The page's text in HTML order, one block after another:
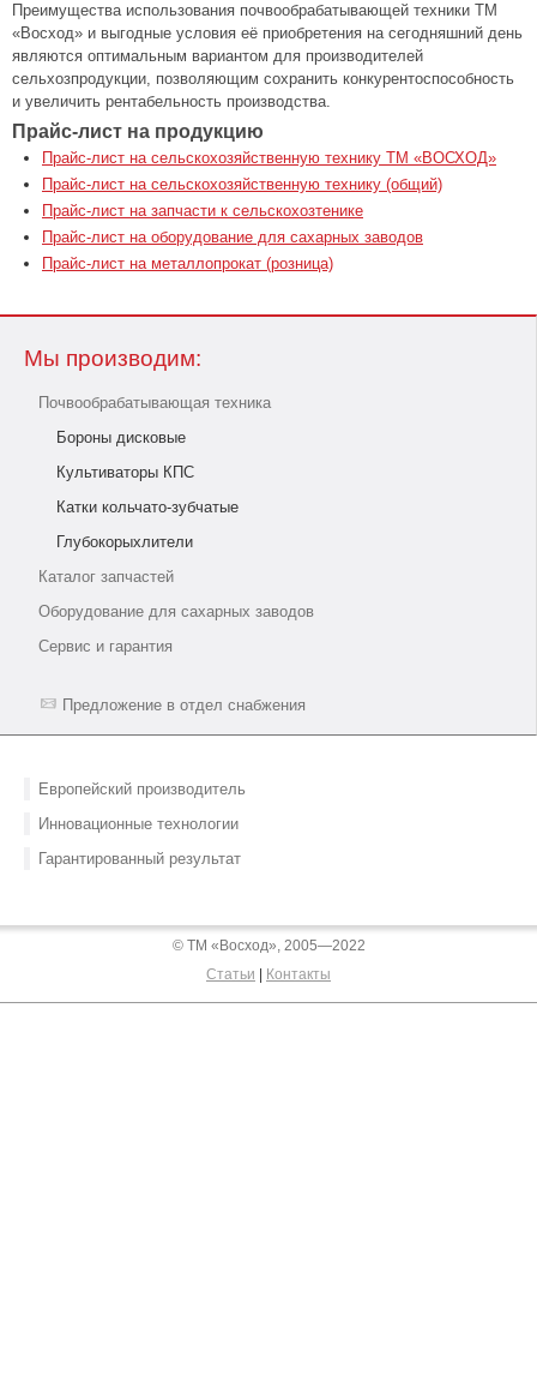
Мы производим:
Почвообрабатывающая техника
Бороны дисковые
Культиваторы КПС
Катки кольчато-зубчатые
Глубокорыхлители
Каталог запчастей
Оборудование для сахарных заводов
Сервис и гарантия
Предложение в отдел снабжения
Европейский производитель
Инновационные технологии
Гарантированный результат
Преимущества использования почвообрабатывающей техники ТМ
«Восход» и выгодные условия её приобретения на сегодняшний день
являются оптимальным вариантом для производителей
сельхозпродукции, позволяющим сохранить конкурентоспособность
и увеличить рентабельность производства.
Прайс-лист на продукцию
Прайс-лист на сельскохозяйственную технику ТМ «ВОСХОД»
Прайс-лист на сельскохозяйственную технику (общий)
Прайс-лист на запчасти к сельскохозтенике
Прайс-лист на оборудование для сахарных заводов
Прайс-лист на металлопрокат (розница)
© ТМ «Восход», 2005—2022
Статьи
Контакты